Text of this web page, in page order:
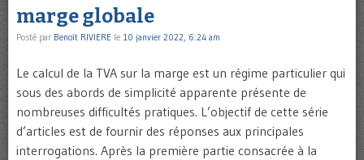
marge globale
Posté par Benoît RIVIERE le 10 janvier 2022, 6:24 am
Le calcul de la TVA sur la marge est un régime particulier qui
sous des abords de simplicité apparente présente de
nombreuses difficultés pratiques. L’objectif de cette série
d’articles est de fournir des réponses aux principales
interrogations. Après la première partie consacrée à la